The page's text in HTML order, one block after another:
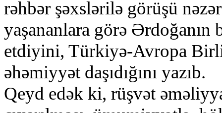
rəhbər şəxslərilə görüşü
yaşananlara görə
etdiyini, Türkiyə-Avropa
əhəmiyyət daşıdığını yazıb.
Qeyd edək ki, rüşvət